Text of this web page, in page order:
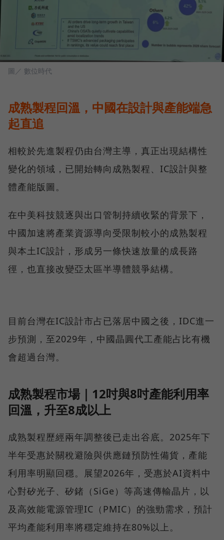
圖／ 數位時代
成熟製程回溫，中國在設計與產能端急
起直追
相較於先進製程仍由台灣主導，真正出現結構性
變化的領域，已開始轉向成熟製程、IC設計與整
體產能版圖。
在中美科技競逐與出口管制持續收緊的背景下，
中國加速將產業資源導向受限制較小的成熟製程
與本土IC設計，形成另一條快速放量的成長路
徑，也直接改變亞太區半導體競爭結構。
目前台灣在IC設計市占已落居中國之後，IDC進一
步預測，至2029年，中國晶圓代工產能占比有機
會超過台灣。
成熟製程市場｜12吋與8吋產能利用率
回溫，升至8成以上
成熟製程歷經兩年調整後已走出谷底。2025年下
半年受惠於關稅避險與供應鏈預防性備貨，產能
利用率明顯回穩。展望2026年，受惠於AI資料中
心對矽光子、矽鍺（SiGe）等高速傳輸晶片，以
及高效能電源管理IC（PMIC）的強勁需求，預計
平均產能利用率將穩定維持在80%以上。